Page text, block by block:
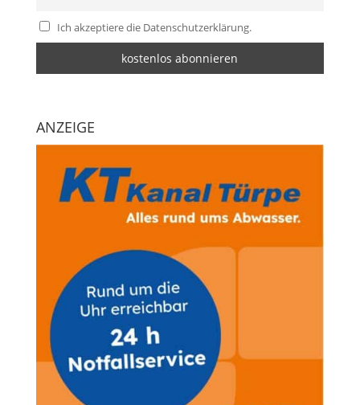
Ich akzeptiere die Datenschutzerklärung.
ANZEIGE